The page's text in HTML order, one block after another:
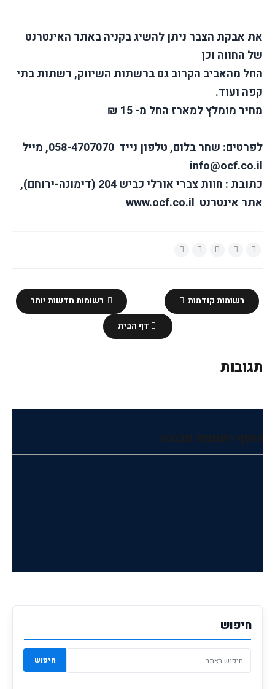
את אבקת הצבר ניתן להשיג בקניה באתר האינטרנט
של החווה וכן
החל מהאביב הקרוב גם ברשתות השיווק, רשתות בתי
קפה ועוד.
מחיר מומלץ למארז החל מ- 15 ₪
לפרטים: שחר בלום, טלפון נייד 058-4707070, מייל
info@ocf.co.il
כתובת : חוות צברי אורלי כביש 204 (דימונה-ירוחם),
אתר אינטרנט www.ocf.co.il
רשומות חדשות יותר רשומות קודמות
דף הבית
תגובות
הוסף רשומת תגובה
חיפוש
חיפוש